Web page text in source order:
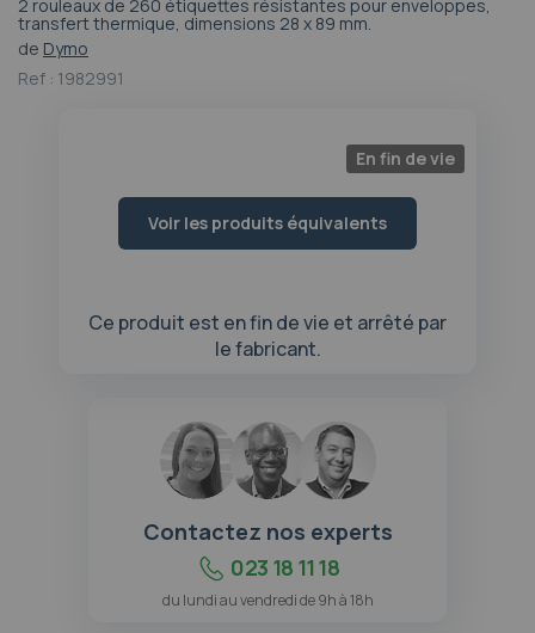
2 rouleaux de 260 étiquettes résistantes pour enveloppes,
transfert thermique, dimensions 28 x 89 mm.
de Dymo
Ref : 1982991
En fin de vie
Voir les produits équivalents
Ce produit est en fin de vie et arrêté par
le fabricant.
Passer
au
début
de
Contactez nos experts
023 18 11 18
du lundi au vendredi de 9h à 18h